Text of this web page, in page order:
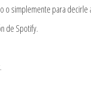
simplemente para
de Spotify.